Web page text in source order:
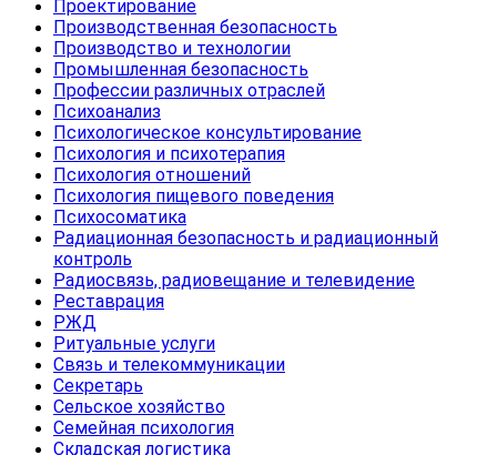
Проектирование
Производственная безопасность
Производство и технологии
Промышленная безопасность
Профессии различных отраслей
Психоанализ
Психологическое консультирование
Психология и психотерапия
Психология отношений
Психология пищевого поведения
Психосоматика
Радиационная безопасность и радиационный
контроль
Радиосвязь, радиовещание и телевидение
Реставрация
РЖД
Ритуальные услуги
Связь и телекоммуникации
Секретарь
Сельское хозяйство
Семейная психология
Складская логистика